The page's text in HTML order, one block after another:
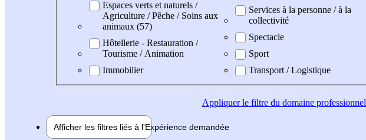
Espaces verts et naturels /
Agriculture / Pêche / Soins aux
animaux (57)
Hôtellerie - Restauration /
Tourisme / Animation
Immobilier
Services à la personne / à la
collectivité
Spectacle
Sport
Transport / Logistique
Appliquerle filtre du domaine professionnel
Afficher les filtres liés à l'Expérience demandée